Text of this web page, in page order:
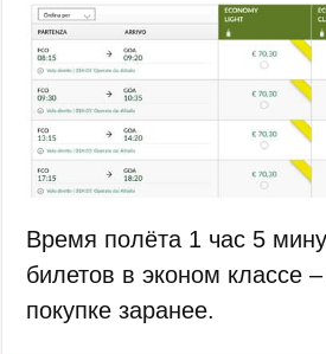
Время полёта 1 час 5
билетов в эконом классе
покупке заранее.